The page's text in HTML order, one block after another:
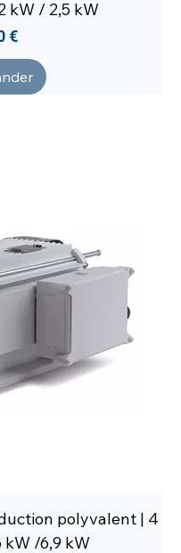
kW / 2,5 kW
€
polyvalent | 4
kW /6,9 kW